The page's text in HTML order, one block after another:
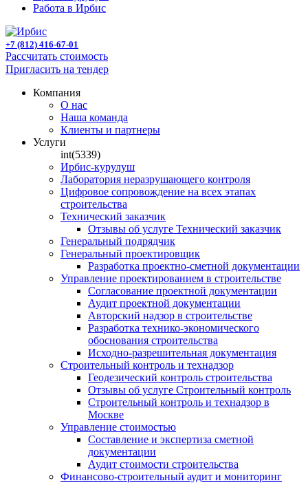
Работа в Ирбис
+7 (812) 416-67-01
Рассчитать стоимость
Пригласить на тендер
Компания
О нас
Наша команда
Клиенты и партнеры
Услуги
int(5339)
Ирбис-курулуш
Лаборатория неразрушающего контроля
Цифровое сопровождение на всех этапах
строительства
Технический заказчик
Отзывы об услуге Технический заказчик
Генеральный подрядчик
Генеральный проектировщик
Разработка проектно-сметной документации
Управление проектированием в строительстве
Согласование проектной документации
Аудит проектной документации
Авторский надзор в строительстве
Разработка технико-экономического
обоснования строительства
Исходно-разрешительная документация
Строительный контроль и технадзор
Геодезический контроль строительства
Отзывы об услуге Строительный контроль
Строительный контроль и технадзор в
Москве
Управление стоимостью
Составление и экспертиза сметной
документации
Аудит стоимости строительства
Финансово-строительный аудит и мониторинг